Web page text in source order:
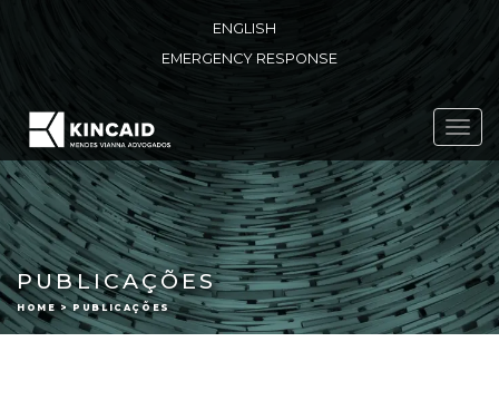
ENGLISH
EMERGENCY RESPONSE
PUBLICAÇÕES
HOME > PUBLICAÇÕES